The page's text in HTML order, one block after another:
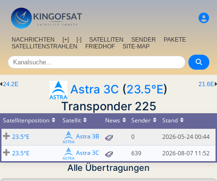
NACHRICHTEN [+] [-] SATELLITEN SENDER
PAKETE
SATELLITENSTRAHLEN
FRIEDHOF SITE-MAP
21.6E
24.2E Astra 3C (23.5°E)
Transponder 225
Satellitenposition Satellit News Sender
Stand
23.5°E
Astra 3B 0
2026-05-24 00:44
23.5°E
Astra 3C 639 2026-08-07 11:52
Alle Übertragungen